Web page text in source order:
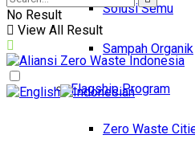
Solusi Semu
Sampah Organik
Flagship Program
Zero Waste
No Result
View All Result